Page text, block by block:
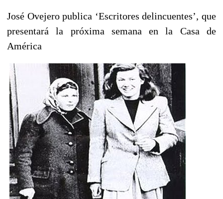
José Ovejero publica ‘Escritores delincuentes’, que
presentará la próxima semana en la Casa de
América